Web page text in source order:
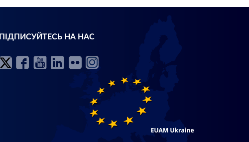
ПІДПИСУЙТЕСЬ НА НАС